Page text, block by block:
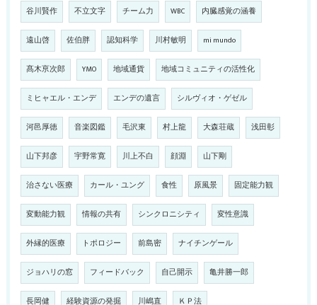
谷川賢作 不立文字 チーム力 WBC 内臓感覚の涵養
遠山啓 佐伯胖 認知科学 川村敏明 mi mundo
髙木亰次郎 YMO 地域通貨 地域コミュニティの活性化
ミヒャエル・エンデ エンデの遺言 シルヴィオ・ゲゼル
河邑厚徳 音楽図鑑 毛沢東 村上龍 大森荘蔵 浅田彰
山下邦彦 宇野常寛 川上不白 顔淵 山下剛
治さない医療 カール・ユング 食性 原風景 固定能力観
変動能力観 情報の共有 シンクロニシティ 変性意識
外縁的医療 トポロジー 前島密 ナイチンゲール
ジョハリの窓 フィードバック 自己開示 亀井勝一郎
長岡健 経験資源の発掘 川嶋直 ＫＰ法